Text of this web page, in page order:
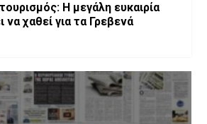
Η μεγάλη ευκαιρία
χαθεί για τα Γρεβενά